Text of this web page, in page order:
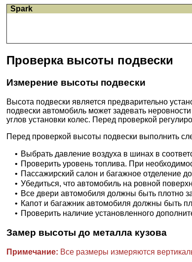
Spark
Проверка высоты подвески
Измерение высоты подвески
Высота подвески является предварительно
подвески автомобиль может задевать
углов установки колес. Перед проверкой
Перед проверкой высоты подвески выполнить
• Выбрать давление воздуха в шинах в
• Проверить уровень топлива. При
• Пассажирский салон и багажное отделение
• Убедиться, что автомобиль на ровной
• Все двери автомобиля должны быть плотно
• Капот и багажник автомобиля должны быть
• Проверить наличие установленного
Замер высоты до металла кузова
Примечание: Все размеры измеряются